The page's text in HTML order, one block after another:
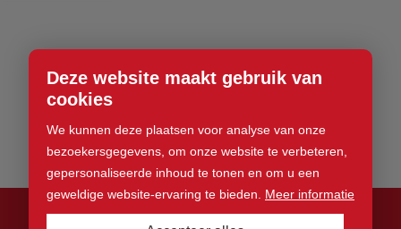
Deze website maakt gebruik van
cookies
We kunnen deze plaatsen voor analyse van onze
bezoekersgegevens, om onze website te verbeteren,
gepersonaliseerde inhoud te tonen en om u een
geweldige website-ervaring te bieden. Meer informatie